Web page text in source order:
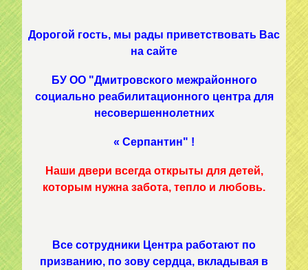
Дорогой гость, мы рады приветствовать Вас
на сайте
БУ ОО "Дмитровского межрайонного
социально реабилитационного центра для
несовершеннолетних
« Серпантин" !
Наши двери всегда открыты для детей,
которым нужна забота, тепло и любовь.
Все сотрудники Центра работают по
призванию, по зову сердца, вкладывая в